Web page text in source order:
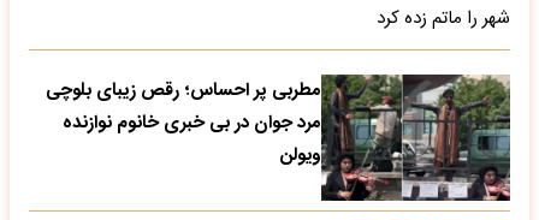
شهر را ماتم زده کرد
مطربی پر احساس؛ رقص زیبای بلوچی
مرد جوان در بی خبری خانوم نوازنده
ویولن